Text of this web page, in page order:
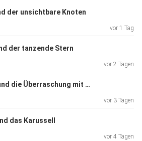
der unsichtbare Knoten
vor 1 Tag
der tanzende Stern
vor 2 Tagen
#2169 Egon und die Überraschung mit der Stupsnase
vor 3 Tagen
das Karussell
vor 4 Tagen